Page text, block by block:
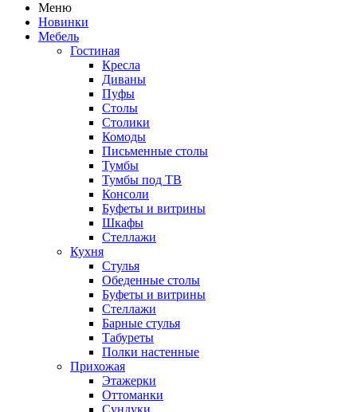
Меню
Новинки
Мебель
Гостиная
Кресла
Диваны
Пуфы
Столы
Столики
Комоды
Письменные столы
Тумбы
Тумбы под ТВ
Консоли
Буфеты и витрины
Шкафы
Стеллажи
Кухня
Стулья
Обеденные столы
Буфеты и витрины
Стеллажи
Барные стулья
Табуреты
Полки настенные
Прихожая
Этажерки
Оттоманки
Сундуки